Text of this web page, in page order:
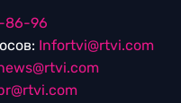
86-96
Infortvi@rtvi.com